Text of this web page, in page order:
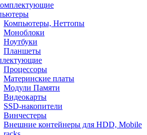
Компьютеры, Неттопы
Моноблоки
Ноутбуки
Планшеты
Процессоры
Материнские платы
Модули Памяти
Видеокарты
SSD-накопители
Винчестеры
Внешние контейнеры для HDD, Mobile